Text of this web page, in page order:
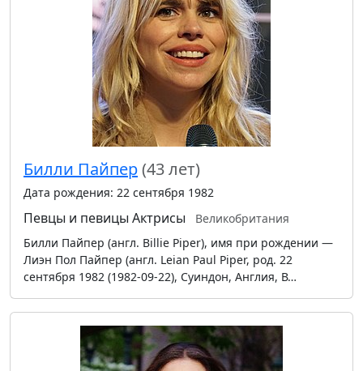
Билли Пайпер(43 лет)
Дата рождения: 22 сентября 1982
Певцы и певицы Актрисы
Великобритания
Билли Пайпер (англ. Billie Piper), имя при рождении —
Лиэн Пол Пайпер (англ. Leian Paul Piper, род. 22
сентября 1982 (1982-09-22), Суиндон, Англия, В…